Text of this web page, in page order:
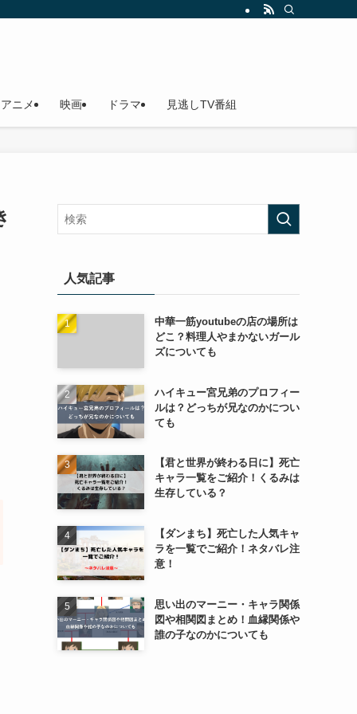
アニメ 映画 ドラマ 見逃しTV番組
人気記事
中華一筋youtubeの店の場所は
どこ？料理人やまかないガール
ズについても
ハイキュー宮兄弟のプロフィー
ルは？どっちが兄なのかについ
ても
【君と世界が終わる日に】死亡
キャラ一覧をご紹介！くるみは
生存している？
【ダンまち】死亡した人気キャ
ラを一覧でご紹介！ネタバレ注
意！
思い出のマーニー・キャラ関係
図や相関図まとめ！血縁関係や
誰の子なのかについても